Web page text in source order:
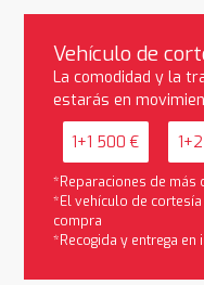
Vehículo de
La comodidad y la
estarás en
1+1 500 €
*Reparaciones de más
*El vehículo de
compra
*Recogida y entrega